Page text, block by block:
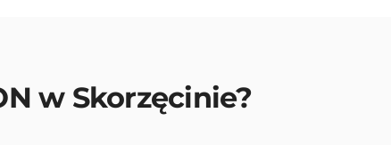
w Skorzęcinie?